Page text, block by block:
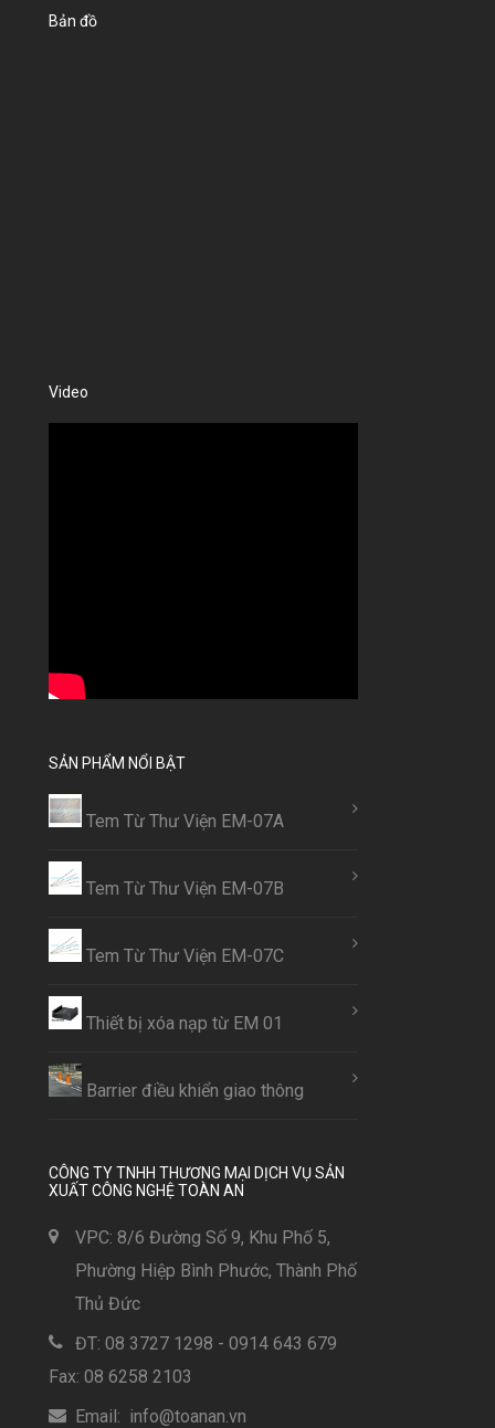
Bản đồ
Video
SẢN PHẨM NỔI BẬT
Tem Từ Thư Viện EM-07A
Tem Từ Thư Viện EM-07B
Tem Từ Thư Viện EM-07C
Thiết bị xóa nạp từ EM 01
Barrier điều khiển giao thông
CÔNG TY TNHH THƯƠNG MẠI DỊCH VỤ SẢN
XUẤT CÔNG NGHỆ TOÀN AN
VPC: 8/6 Đường Số 9, Khu Phố 5,
Phường Hiệp Bình Phước, Thành Phố
Thủ Đức
ĐT: 08 3727 1298 - 0914 643 679
Fax: 08 6258 2103
Email: info@toanan.vn